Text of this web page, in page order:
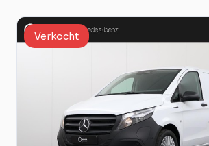
Verkocht